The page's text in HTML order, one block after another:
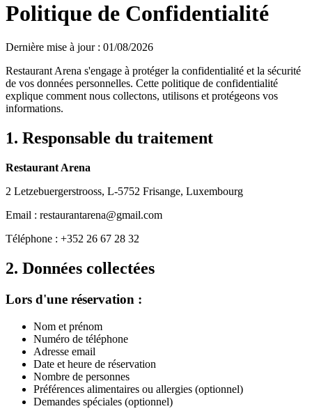
Politique de Confidentialité
Dernière mise à jour : 01/08/2026
Restaurant Arena s'engage à protéger la confidentialité et la sécurité
de vos données personnelles. Cette politique de confidentialité
explique comment nous collectons, utilisons et protégeons vos
informations.
1. Responsable du traitement
Restaurant Arena
2 Letzebuergerstrooss, L-5752 Frisange, Luxembourg
Email : restaurantarena@gmail.com
Téléphone : +352 26 67 28 32
2. Données collectées
Lors d'une réservation :
Nom et prénom
Numéro de téléphone
Adresse email
Date et heure de réservation
Nombre de personnes
Préférences alimentaires ou allergies (optionnel)
Demandes spéciales (optionnel)